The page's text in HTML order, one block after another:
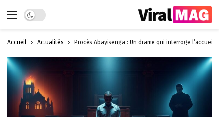
Dark mode
Accueil Actualités Procès Abayisenga : Un drame qui interroge l’accueil